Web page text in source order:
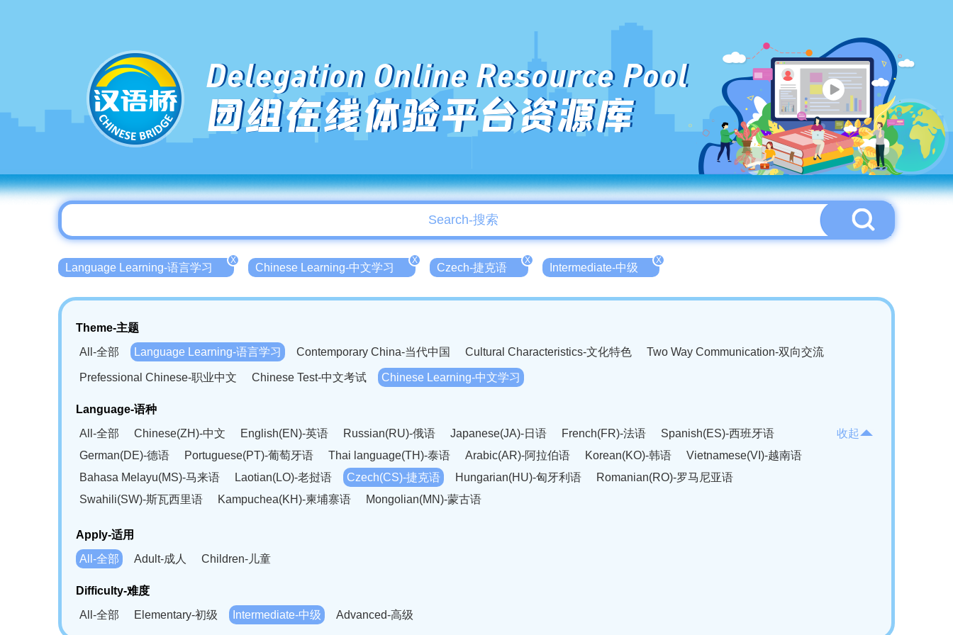
Delegation Online Resource Pool
团组在线体验平台资源库
Language Learning-语言学习
X
Chinese Learning-中文学习
X
Czech-捷克语
X
Intermediate-中级
X
Theme-主题
All-全部
Language Learning-语言学习 Contemporary China-当代中国 Cultural Characteristics-文化特色 Two Way Communication-双向交流
Prefessional Chinese-职业中文 Chinese Test-中文考试 Chinese Learning-中文学习
Language-语种
All-全部
Chinese(ZH)-中文 English(EN)-英语 Russian(RU)-俄语 Japanese(JA)-日语 French(FR)-法语
Spanish(ES)-西班牙语
German(DE)-德语
Portuguese(PT)-葡萄牙语 Thai language(TH)-泰语 Arabic(AR)-阿拉伯语 Korean(KO)-韩语
Vietnamese(VI)-越南语
Bahasa Melayu(MS)-马来语
Laotian(LO)-老挝语 Czech(CS)-捷克语 Hungarian(HU)-匈牙利语
Romanian(RO)-罗马尼亚语
Swahili(SW)-斯瓦西里语
Kampuchea(KH)-柬埔寨语 Mongolian(MN)-蒙古语
收起
Apply-适用
All-全部
Adult-成人 Children-儿童
Difficulty-难度
All-全部
Elementary-初级 Intermediate-中级 Advanced-高级